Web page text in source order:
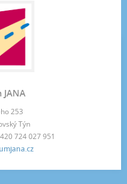
253
Týn
724 027 951